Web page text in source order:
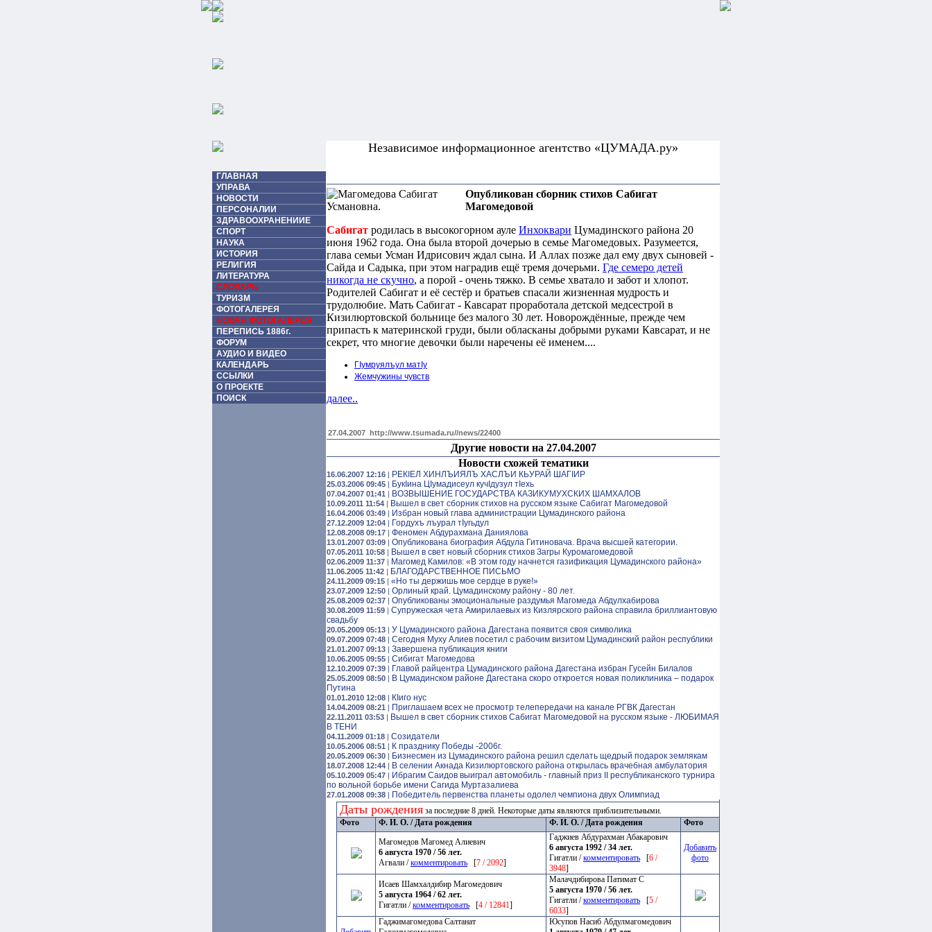
Независимое информационное агентство «ЦУМАДА.ру»
ГЛАВНАЯ
УПРАВА
НОВОСТИ
ПЕРСОНАЛИИ
ЗДРАВООХРАНЕНИИЕ
СПОРТ
НАУКА
ИСТОРИЯ
РЕЛИГИЯ
ЛИТЕРАТУРА
СЛОВАРЬ
ТУРИЗМ
ФОТОГАЛЕРЕЯ
НОВАЯ ФОТОГАЛЕРЕЯ
ПЕРЕПИСЬ 1886г.
ФОРУМ
АУДИО И ВИДЕО
КАЛЕНДАРЬ
ССЫЛКИ
О ПРОЕКТЕ
ПОИСК
Опубликован сборник стихов Сабигат
Магомедовой
Сабигат родилась в высокогорном ауле Инхоквари Цумадинского района 20
июня 1962 года. Она была второй дочерью в семье Магомедовых. Разумеется,
глава семьи Усман Идрисович ждал сына. И Аллах позже дал ему двух сыновей -
Сайда и Садыка, при этом наградив ещё тремя дочерьми. Где семеро детей
никогда не скучно, а порой - очень тяжко. В семье хватало и забот и хлопот.
Родителей Сабигат и её сестёр и братьев спасали жизненная мудрость и
трудолюбие. Мать Сабигат - Кавсарат проработала детской медсестрой в
Кизилюртовской больнице без малого 30 лет. Новорождённые, прежде чем
припасть к материнской груди, были обласканы добрыми руками Кавсарат, и не
секрет, что многие девочки были наречены её именем....
ГIумруялъул матIу
Жемчужины чувств
далее..
27.04.2007 http://www.tsumada.ru//news/22400
Другие новости на 27.04.2007
Новости схожей тематики
16.06.2007 12:16 | РЕКIЕЛ ХИНЛЪИЯЛЪ ХАСЛЪИ КЬУРАЙ ШАГIИР
25.03.2006 09:45 | БукIина ЦIумадисеул кучIдузул тIехь
07.04.2007 01:41 | ВОЗВЫШЕНИЕ ГОСУДАРСТВА КАЗИКУМУХСКИХ ШАМХАЛОВ
10.09.2011 11:54 | Вышел в свет сборник стихов на русском языке Сабигат Магомедовой
16.04.2006 03:49 | Избран новый глава администрации Цумадинского района
27.12.2009 12:04 | Гордухъ лъурал тIугьдул
12.08.2008 09:17 | Феномен Абдурахмана Даниялова
13.01.2007 03:09 | Опубликована биография Абдула Гитиновача. Врача высшей категории.
07.05.2011 10:58 | Вышел в свет новый сборник стихов Загры Куромагомедовой
02.06.2009 11:37 | Магомед Камилов: «В этом году начнется газификация Цумадинского района»
11.06.2005 11:42 | БЛАГОДАРСТВЕННОЕ ПИСЬМО
24.11.2009 09:15 | «Но ты держишь мое сердце в руке!»
23.07.2009 12:50 | Орлиный край. Цумадинскому району - 80 лет.
25.08.2009 02:37 | Опубликованы эмоциональные раздумья Магомеда Абдулхабирова
30.08.2009 11:59 | Супружеская чета Амирилаевых из Кизлярского района справила бриллиантовую
свадьбу
20.05.2009 05:13 | У Цумадинского района Дагестана появится своя символика
09.07.2009 07:48 | Сегодня Муху Алиев посетил с рабочим визитом Цумадинский район республики
21.01.2007 09:13 | Завершена публикация книги
10.06.2005 09:55 | Сибигат Магомедова
12.10.2009 07:39 | Главой райцентра Цумадинского района Дагестана избран Гусейн Билалов
25.05.2009 08:50 | В Цумадинском районе Дагестана скоро откроется новая поликлиника – подарок
Путина
01.01.2010 12:08 | КIиго нус
14.04.2009 08:21 | Приглашаем всех не просмотр телепередачи на канале РГВК Дагестан
22.11.2011 03:53 | Вышел в свет сборник стихов Сабигат Магомедовой на русском языке - ЛЮБИМАЯ
В ТЕНИ
04.11.2009 01:18 | Созидатели
10.05.2006 08:51 | К празднику Победы -2006г.
20.05.2009 06:30 | Бизнесмен из Цумадинского района решил сделать щедрый подарок землякам
18.07.2008 12:44 | В селении Акнада Кизилюртовского района открылась врачебная амбулатория
05.10.2009 05:47 | Ибрагим Саидов выиграл автомобиль - главный приз II республиканского турнира
по вольной борьбе имени Сагида Муртазалиева
27.01.2008 09:38 | Победитель первенства планеты одолел чемпиона двух Олимпиад
Даты рождения за последние 8 дней. Некоторые даты являются приблизительными.
Фото
Ф. И. О. / Дата рождения Ф. И. О. / Дата рождения
Фото
Магомедов Магомед Алиевич
6 августа 1970 / 56 лет.
Агвали /комментировать [7 / 2092]
Гаджиев Абдурахман Абакарович
6 августа 1992 / 34 лет.
Гигатли /комментировать [6 /
3948]
Добавить
фото
Исаев Шамхалдибир Магомедович
5 августа 1964 / 62 лет.
Гигатли /комментировать [4 / 12841]
Малачдибирова Патимат С
5 августа 1970 / 56 лет.
Гигатли /комментировать [5 /
6033]
Гаджимагомедова Салтанат
Юсупов Насиб Абдулмагомедович